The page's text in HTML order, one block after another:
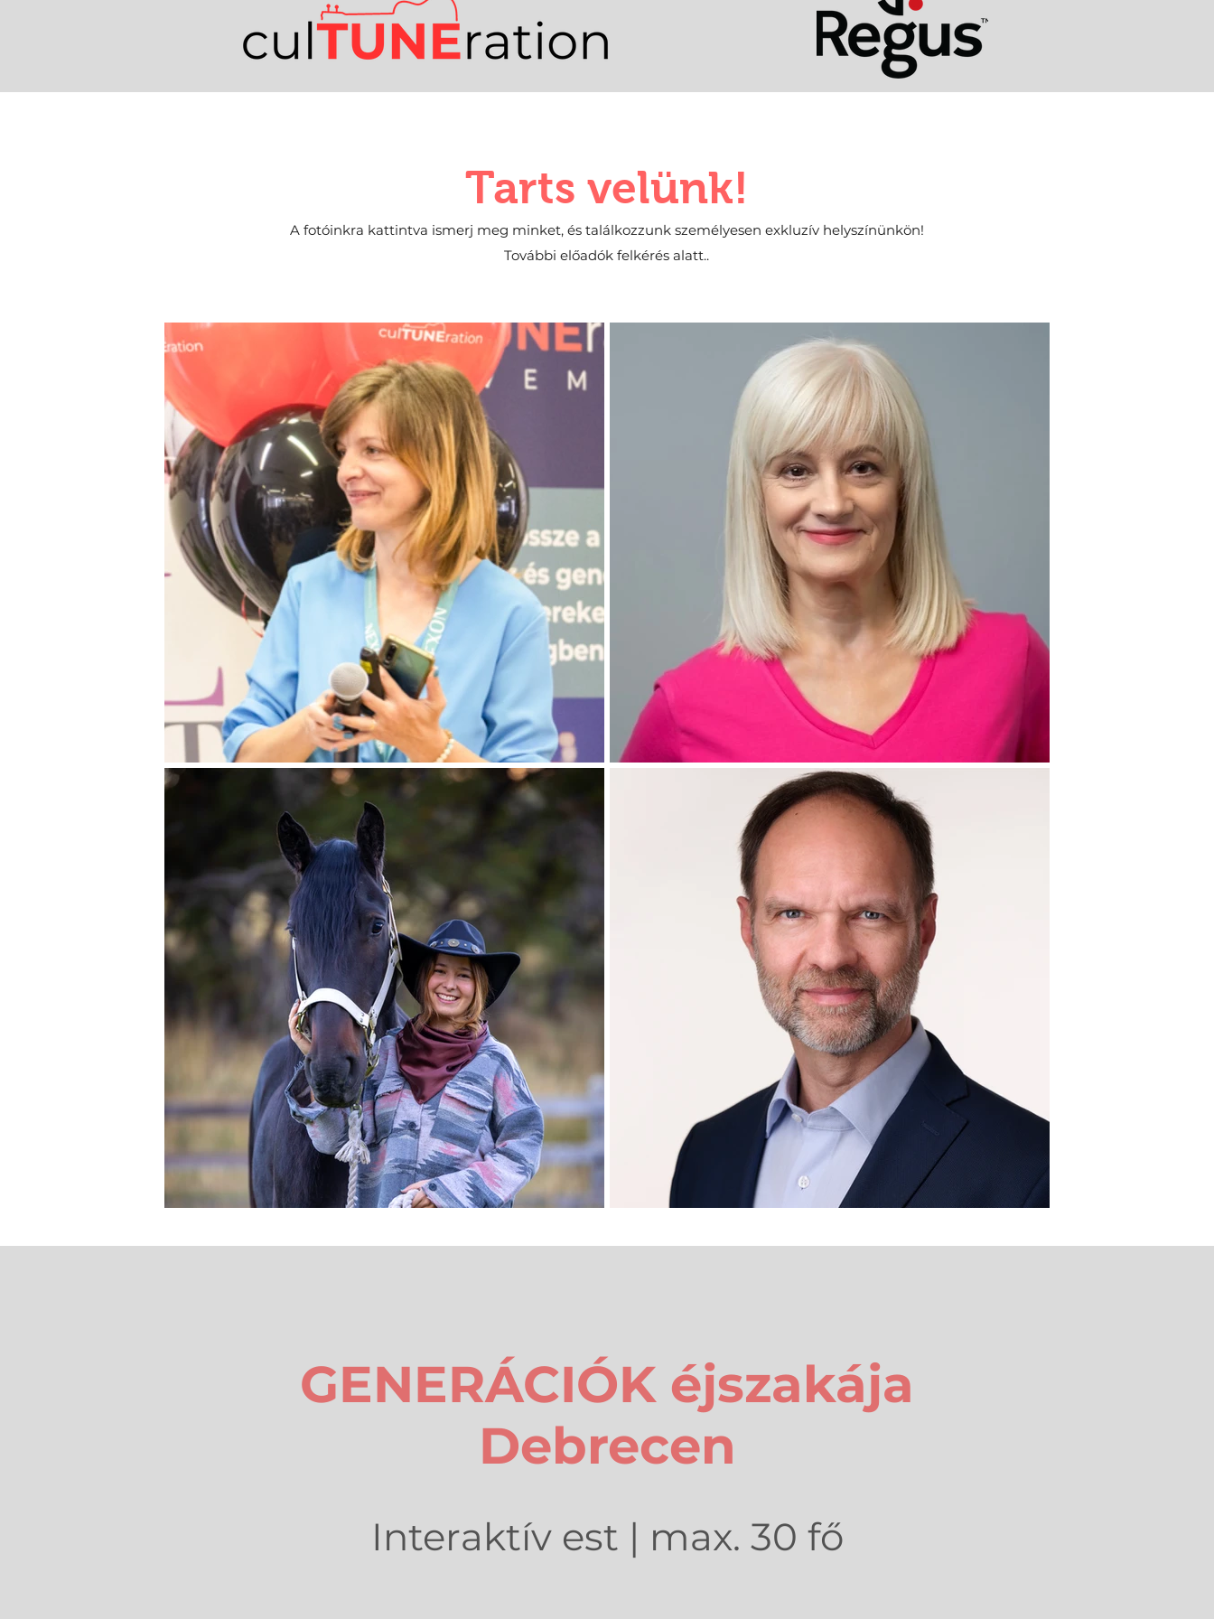
Tarts velünk!
A fotóinkra kattintva ismerj meg minket, és találkozzunk személyesen exkluzív helyszínünkön!
További előadók felkérés alatt..
GENERÁCIÓK éjszakája
Debrecen
Interaktív est | max. 30 fő